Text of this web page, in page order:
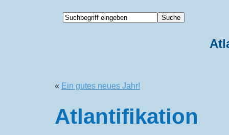
« Ein gutes neues Jahr!
Atlantifikation